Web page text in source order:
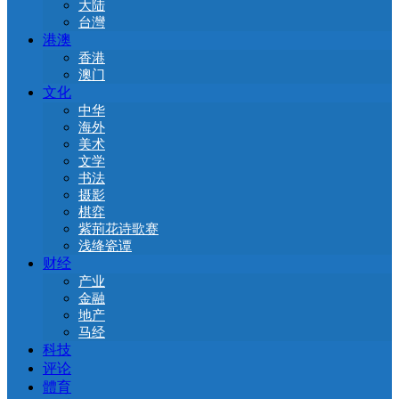
大陆
台灣
港澳
香港
澳门
文化
中华
海外
美术
文学
书法
摄影
棋弈
紫荊花诗歌赛
浅绛瓷谭
财经
产业
金融
地产
马经
科技
评论
體育